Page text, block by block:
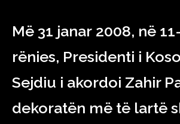
Më 31 janar 2008, në
rënies, Presidenti i
Sejdiu i akordoi Zahir
dekoratën më të lartë